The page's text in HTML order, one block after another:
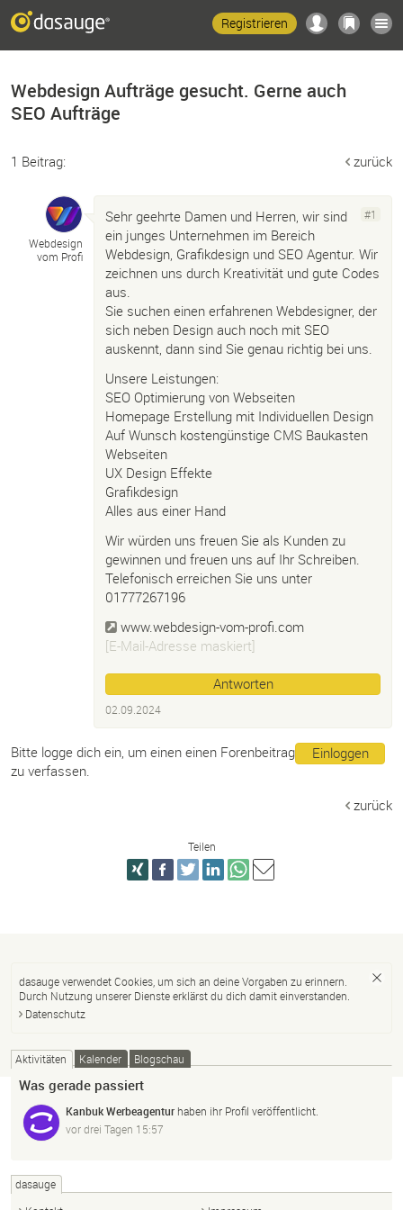
Registrieren
Webdesign Aufträge gesucht. Gerne auch
SEO Aufträge
1 Beitrag: zurück
Webdesign
vom Profi
#1
Sehr geehrte Damen und Herren, wir sind
ein junges Unternehmen im Bereich
Webdesign, Grafikdesign und SEO Agentur. Wir
zeichnen uns durch Kreativität und gute Codes
aus.
Sie suchen einen erfahrenen Webdesigner, der
sich neben Design auch noch mit SEO
auskennt, dann sind Sie genau richtig bei uns.
Unsere Leistungen:
SEO Optimierung von Webseiten
Homepage Erstellung mit Individuellen Design
Auf Wunsch kostengünstige CMS Baukasten
Webseiten
UX Design Effekte
Grafikdesign
Alles aus einer Hand
Wir würden uns freuen Sie als Kunden zu
gewinnen und freuen uns auf Ihr Schreiben.
Telefonisch erreichen Sie uns unter
01777267196
www.webdesign-vom-profi.com
[E-Mail-Adresse maskiert]
Antworten
02.09.2024
Einloggen
Bitte logge dich ein, um einen einen Forenbeitrag
zu verfassen.
zurück
Teilen
dasauge verwendet Cookies, um sich an deine Vorgaben zu erinnern.
Durch Nutzung unserer Dienste erklärst du dich damit einverstanden.
Datenschutz
Aktivitäten Kalender Blogschau
Was gerade passiert
Kanbuk Werbeagentur haben ihr Profil veröffentlicht.
vor drei Tagen 15:57
dasauge